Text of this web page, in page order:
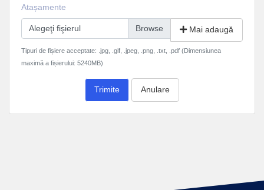
Atașamente
Alegeţi fişierul Mai adaugă
Tipuri de fișiere acceptate: .jpg, .gif, .jpeg, .png, .txt, .pdf (Dimensiunea
maximă a fișierului: 5240MB)
Trimite Anulare